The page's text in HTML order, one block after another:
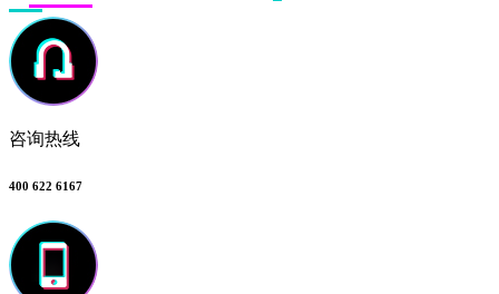
咨询热线
400 622 6167